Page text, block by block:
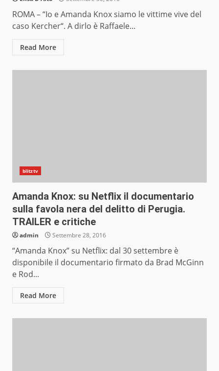
ROMA – “Io e Amanda Knox siamo le vittime vive del
caso Kercher“. A dirlo è Raffaele...
Read More
blitztv
Amanda Knox: su Netflix il documentario
sulla favola nera del delitto di Perugia.
TRAILER e critiche
admin Settembre 28, 2016
“Amanda Knox” su Netflix: dal 30 settembre è
disponibile il documentario firmato da Brad McGinn
e Rod...
Read More